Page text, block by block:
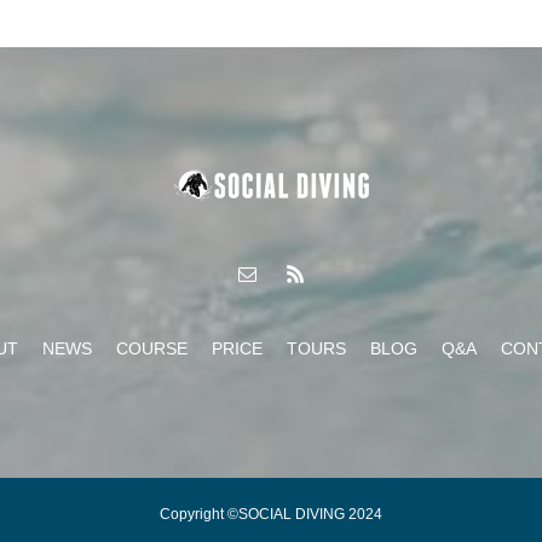
NEWS COURSE PRICE TOURS BLOG Q&A
Copyright ©SOCIAL DIVING 2024